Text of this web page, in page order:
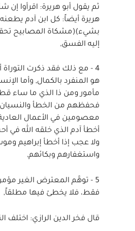
ثم يقول أبو هريرة: اقرأوا
هريرة أيضاً: كل ابن آدم
إليه الفسق,
4 - مع ذلك فقد ذكرت التوراة
هو المنفرد بالكمال, وأما
مأمور ومن ذا الذي ما ساء
فحفظهم من الخطأ
معصومين في الأعمال
أخطأ آدم الذي خلقه الله في
ولا عجب إذا أخطأ إبراهيم
واستغفارهم وبكائهم,
5 - توهَّم المعترض الغير
فقط، فلا يخطئ فيها مطلقاً,
قال فخر الدين الرازي: